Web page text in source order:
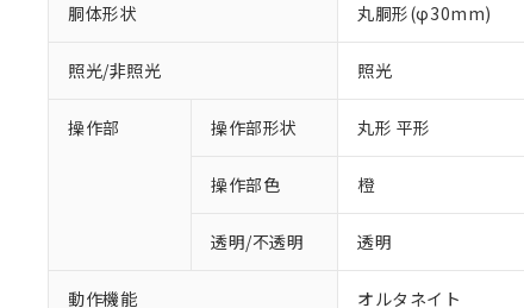
胴体形状 丸胴形(φ30mm)
照光/非照光 照光
操作部 操作部形状 丸形 平形
操作部色 橙
透明/不透明 透明
動作機能 オルタネイト